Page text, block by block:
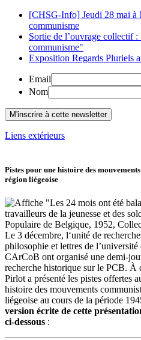
[CHSG-Info] Jeudi 28 mai à
communisme
Sortie de l’ouvrage collectif
communisme"
Exposition Regards Pluriels
Email
Nom
Liens extérieurs
Pistes pour une histoire des
région liégeoise
Le 3 décembre, l‘unité de
philosophie et lettres de
CArCoB ont organisé une demi-
recherche historique sur le PCB. À
Pirlot a présenté les pistes offertes
histoire des mouvements
liégeoise au cours de la période
version écrite de cette
ci-dessous :